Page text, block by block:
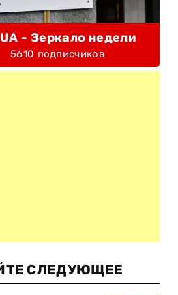
- Зеркало недели
5610 подписчиков
СЛЕДУЮЩЕЕ